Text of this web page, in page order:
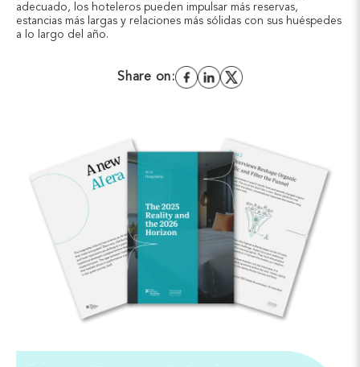
adecuado, los hoteleros pueden impulsar más reservas,
estancias más largas y relaciones más sólidas con sus huéspedes
a lo largo del año.
Share on: